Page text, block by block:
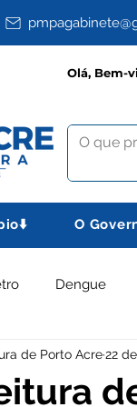
Olá, Bem-
O
Dengue
Datas
de Porto Acre22